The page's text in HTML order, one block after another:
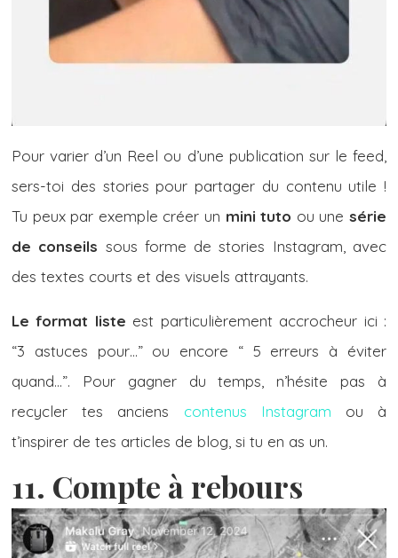
Pour varier d’un Reel ou d’une publication sur le feed,
sers-toi des stories pour partager du contenu utile !
Tu peux par exemple créer un mini tuto ou unesérie
de conseils sous forme de stories Instagram, avec
des textes courts et des visuels attrayants.
Le format liste est particulièrement accrocheur ici :
“3 astuces pour…” ou encore “ 5 erreurs à éviter
quand…”. Pour gagner du temps, n’hésite pas à
recycler tes anciens contenus Instagram ou à
t’inspirer de tes articles de blog, si tu en as un.
11. Compte à rebours